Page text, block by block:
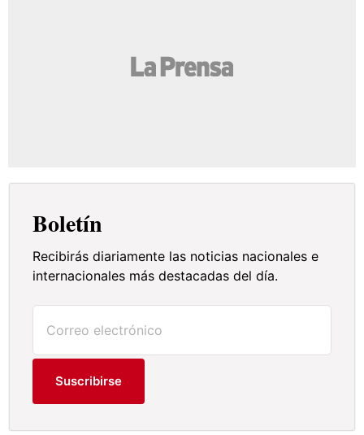
Boletín
Recibirás diariamente las noticias nacionales e
internacionales más destacadas del día.
Suscribirse